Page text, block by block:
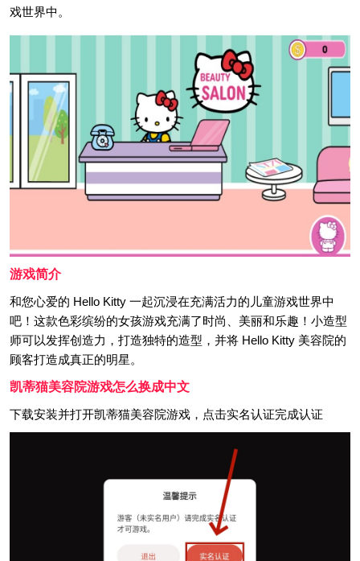
戏世界中。
游戏简介
和您心爱的 Hello Kitty 一起沉浸在充满活力的儿童游戏世界中
吧！这款色彩缤纷的女孩游戏充满了时尚、美丽和乐趣！小造型
师可以发挥创造力，打造独特的造型，并将 Hello Kitty 美容院的
顾客打造成真正的明星。
凯蒂猫美容院游戏怎么换成中文
下载安装并打开凯蒂猫美容院游戏，点击实名认证完成认证